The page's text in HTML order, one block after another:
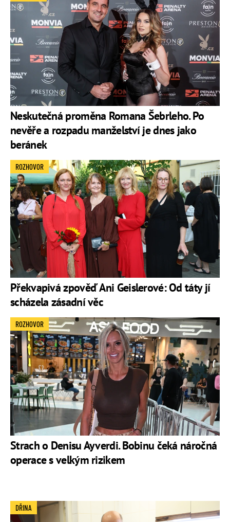
Neskutečná proměna Romana Šebrleho. Po
nevěře a rozpadu manželství je dnes jako
beránek
Překvapivá zpověď Ani Geislerové: Od táty jí
scházela zásadní věc
ROZHOVOR
Strach o Denisu Ayverdi. Bobinu čeká náročná
operace s velkým rizikem
ROZHOVOR
DŘINA